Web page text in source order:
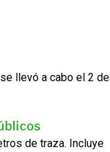
llevó a cabo el 2 de
de traza. Incluye